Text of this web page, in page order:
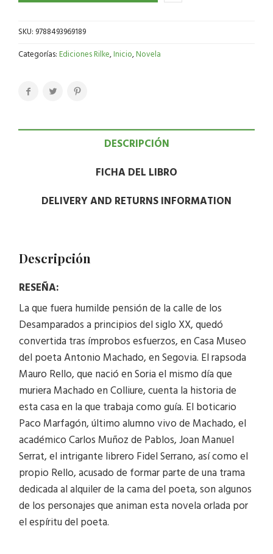
SKU: 9788493969189
Categorías:Ediciones Rilke,Inicio,Novela
DESCRIPCIÓN
FICHA DEL LIBRO
DELIVERY AND RETURNS INFORMATION
Descripción
RESEÑA:
La que fuera humilde pensión de la calle de los
Desamparados a principios del siglo XX, quedó
convertida tras ímprobos esfuerzos, en Casa Museo
del poeta Antonio Machado, en Segovia. El rapsoda
Mauro Rello, que nació en Soria el mismo día que
muriera Machado en Colliure, cuenta la historia de
esta casa en la que trabaja como guía. El boticario
Paco Marfagón, último alumno vivo de Machado, el
académico Carlos Muñoz de Pablos, Joan Manuel
Serrat, el intrigante librero Fidel Serrano, así como el
propio Rello, acusado de formar parte de una trama
dedicada al alquiler de la cama del poeta, son algunos
de los personajes que animan esta novela orlada por
el espíritu del poeta.